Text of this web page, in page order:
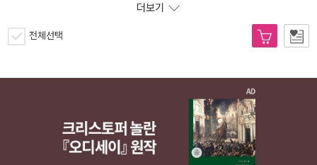
더보기
전체선택